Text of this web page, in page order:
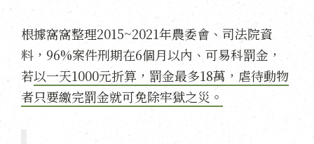
根據窩窩整理2015~2021年農委會、司法院資
料，96%案件刑期在6個月以內、可易科罰金，
若以一天1000元折算，罰金最多18萬，虐待動物
者只要繳完罰金就可免除牢獄之災。